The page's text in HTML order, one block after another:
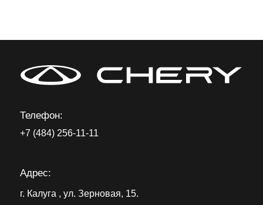
+7 (484) 256-11-11
Адрес:
г. Калуга , ул. Зерновая, 15.
Телефон: